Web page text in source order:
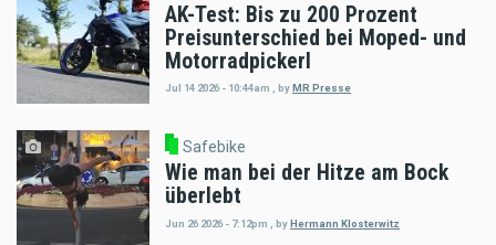
AK-Test: Bis zu 200 Prozent
Preisunterschied bei Moped- und
Motorradpickerl
Jul 14 2026 - 10:44am byMR Presse
Safebike
Wie man bei der Hitze am Bock
überlebt
Jun 26 2026 - 7:12pm byHermann Klosterwitz